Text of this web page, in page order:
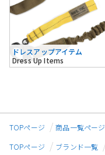
ドレスアップアイテム
Dress Up Items
TOPページ 商品一覧ページ
TOPページ
ブランド一覧